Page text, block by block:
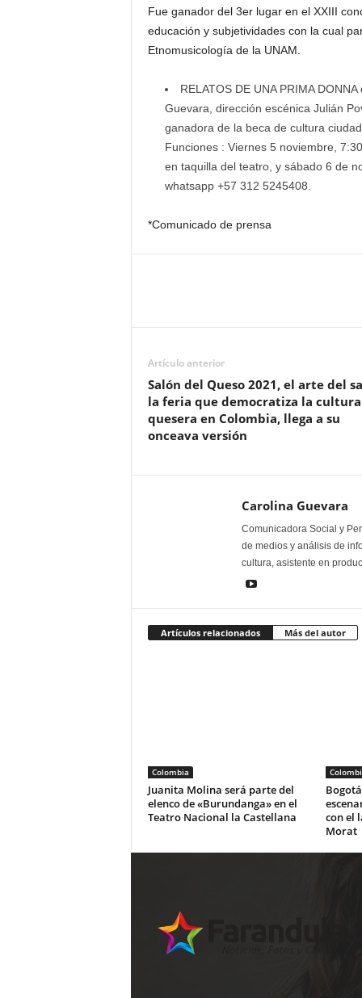
Fue ganador del 3er lugar en el XXIII
educación y subjetividades con la cual
Etnomusicología de la UNAM.
RELATOS DE UNA PRIMA
Guevara, dirección escénica Julián
ganadora de la beca de cultura
Funciones : Viernes 5 noviembre,
en taquilla del teatro, y sábado 6 de
whatsapp +57 312 5245408.
*Comunicado de prensa
Artículo anterior
Salón del Queso 2021, el arte del
la feria que democratiza la cultura
quesera en Colombia, llega a su
onceava versión
Carolina Guevara
Comunicadora Social y
de medios y análisis de
cultura, asistente en
Artículos relacionados Más del autor
Colombia
Juanita Molina será parte del
elenco de «Burundanga» en el
Teatro Nacional la Castellana
con el
Morat